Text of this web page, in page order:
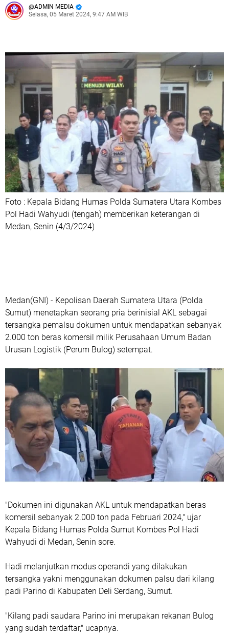
ADMIN MEDIA
Selasa, 05 Maret 2024, 9:47 AM WIB
Foto : Kepala Bidang Humas Polda Sumatera Utara Kombes
Pol Hadi Wahyudi (tengah) memberikan keterangan di
Medan, Senin (4/3/2024)
Medan(GNI) - Kepolisan Daerah Sumatera Utara (Polda
Sumut) menetapkan seorang pria berinisial AKL sebagai
tersangka pemalsu dokumen untuk mendapatkan sebanyak
2.000 ton beras komersil milik Perusahaan Umum Badan
Urusan Logistik (Perum Bulog) setempat.
"Dokumen ini digunakan AKL untuk mendapatkan beras
komersil sebanyak 2.000 ton pada Februari 2024," ujar
Kepala Bidang Humas Polda Sumut Kombes Pol Hadi
Wahyudi di Medan, Senin sore.
Hadi melanjutkan modus operandi yang dilakukan
tersangka yakni menggunakan dokumen palsu dari kilang
padi Parino di Kabupaten Deli Serdang, Sumut.
"Kilang padi saudara Parino ini merupakan rekanan Bulog
yang sudah terdaftar," ucapnya.